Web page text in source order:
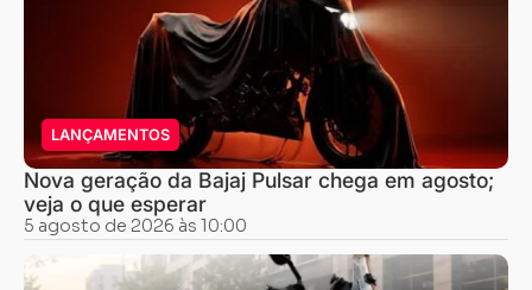
LANÇAMENTOS
Nova geração da Bajaj Pulsar chega em agosto;
veja o que esperar
5 agosto de 2026 às 10:00